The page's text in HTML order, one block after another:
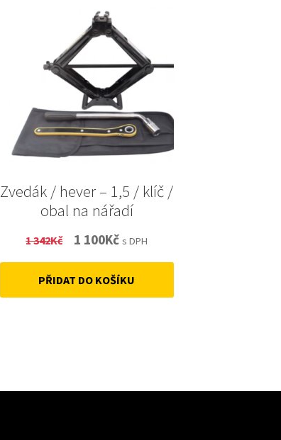
Zvedák / hever – 1,5 / klíč /
obal na nářadí
1 342Kč
Original
price
was:
1 100KčCurrent
price
is:
s DPH
PŘIDAT DO KOŠÍKU